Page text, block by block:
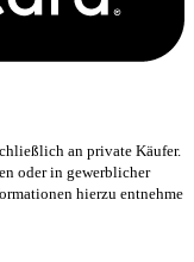
an private Käufer.
oder in gewerblicher
hierzu entnehme